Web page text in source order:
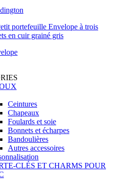
Ceintures
Chapeaux
Foulards et soie
Bonnets et écharpes
Bandoulières
Autres accessoires
CLÉS ET CHARMS POUR